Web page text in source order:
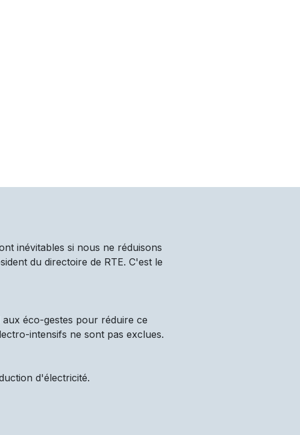
inévitables si nous ne réduisons
du directoire de RTE. C'est le
éco-gestes pour réduire ce
intensifs ne sont pas exclues.
d'électricité.